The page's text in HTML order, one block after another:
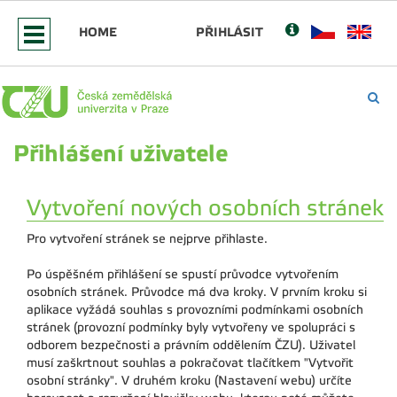
HOME PŘIHLÁSIT
Přihlášení uživatele
Vytvoření nových osobních stránek
Pro vytvoření stránek se nejprve přihlaste.
Po úspěšném přihlášení se spustí průvodce vytvořením
osobních stránek. Průvodce má dva kroky. V prvním kroku si
aplikace vyžádá souhlas s provozními podmínkami osobních
stránek (provozní podmínky byly vytvořeny ve spolupráci s
odborem bezpečnosti a právním oddělením ČZU). Uživatel
musí zaškrtnout souhlas a pokračovat tlačítkem "Vytvořit
osobní stránky". V druhém kroku (Nastavení webu) určíte